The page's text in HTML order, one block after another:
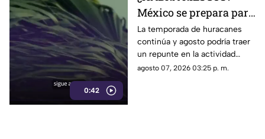
0:42
México se prepara para
otro posible ciclón
tropical; esta sería la
fecha
La temporada de huracanes
continúa y agosto podría traer
un repunte en la actividad
tropical; estos son los
agosto 07, 2026 03:25 p. m.